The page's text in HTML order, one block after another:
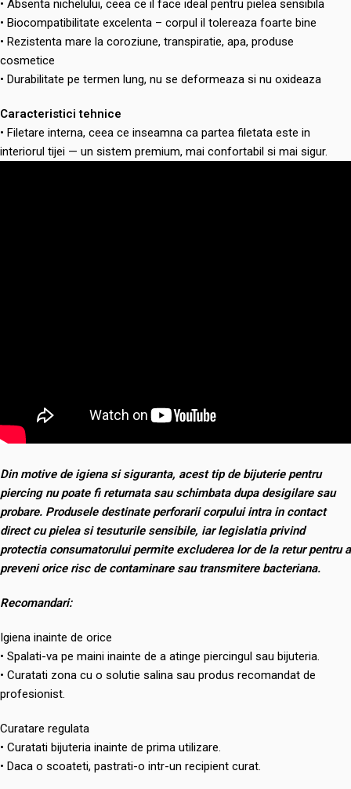
• Absenta nichelului, ceea ce il face ideal pentru pielea sensibila
• Biocompatibilitate excelenta – corpul il tolereaza foarte bine
• Rezistenta mare la coroziune, transpiratie, apa, produse
cosmetice
• Durabilitate pe termen lung, nu se deformeaza si nu oxideaza
Caracteristici tehnice
• Filetare interna, ceea ce inseamna ca partea filetata este in
interiorul tijei — un sistem premium, mai confortabil si mai sigur.
Din motive de igiena si siguranta, acest tip de bijuterie pentru
piercing nu poate fi returnata sau schimbata dupa desigilare sau
probare. Produsele destinate perforarii corpului intra in contact
direct cu pielea si tesuturile sensibile, iar legislatia privind
protectia consumatorului permite excluderea lor de la retur pentru a
preveni orice risc de contaminare sau transmitere bacteriana.
Recomandari:
Igiena inainte de orice
• Spalati-va pe maini inainte de a atinge piercingul sau bijuteria.
• Curatati zona cu o solutie salina sau produs recomandat de
profesionist.
Curatare regulata
• Curatati bijuteria inainte de prima utilizare.
• Daca o scoateti, pastrati-o intr-un recipient curat.